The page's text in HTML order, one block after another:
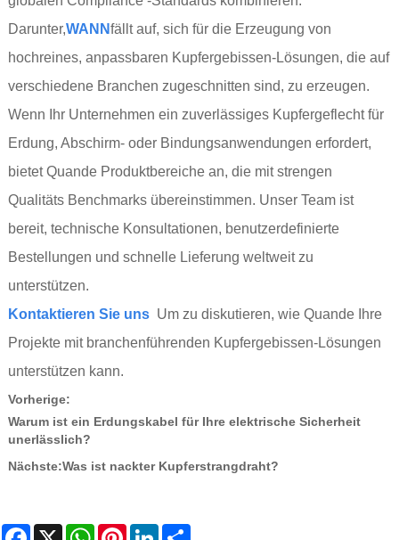
Darunter,WANNfällt auf, sich für die Erzeugung von
hochreines, anpassbaren Kupfergebissen-Lösungen, die auf
verschiedene Branchen zugeschnitten sind, zu erzeugen.
Wenn Ihr Unternehmen ein zuverlässiges Kupfergeflecht für
Erdung, Abschirm- oder Bindungsanwendungen erfordert,
bietet Quande Produktbereiche an, die mit strengen
Qualitäts Benchmarks übereinstimmen. Unser Team ist
bereit, technische Konsultationen, benutzerdefinierte
Bestellungen und schnelle Lieferung weltweit zu
unterstützen.
Kontaktieren Sie uns Um zu diskutieren, wie Quande Ihre
Projekte mit branchenführenden Kupfergebissen-Lösungen
unterstützen kann.
Vorherige:
Warum ist ein Erdungskabel für Ihre elektrische Sicherheit
unerlässlich?
Nächste:Was ist nackter Kupferstrangdraht?
Facebook
X WhatsAppPinterestLinkedIn